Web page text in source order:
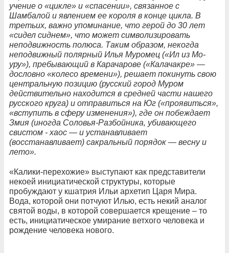
учение о «цикле» и «спасении», связанное с
Шамбалой и явлением ее короля в конце цикла. В
третьих, важно упоминание, что герой до 30 лет
«сидел сиднем», что может символизировать
неподвижность полюса. Таким образом, некогда
неподвижный полярный Илья Муромец («Ил из Мо-
уру»), пребывающий в Карачарове («Калачакре» —
дословно «колесо времени»), решает покинуть свою
центральную позицию (русский город Муром
действительно находится в средней части нашего
русского круга) и отправиться на Юг («проявиться»,
«вступить в сферу изменения»), где он побеждает
Змия (иногда Соловья-Разбойника, убивающего
свистом - хаос — и устанавливает
(восстанавливает) сакральный порядок — весну и
лето».
«Калики-перехожие» выступают как представители
некоей инициатической структуры, которые
пробуждают у кшатрия Ильи архетип Царя Мира.
Вода, которой они потчуют Илью, есть некий аналог
святой воды, в которой совершается крещение – то
есть, инициатическое умирание ветхого человека и
рождение человека нового.